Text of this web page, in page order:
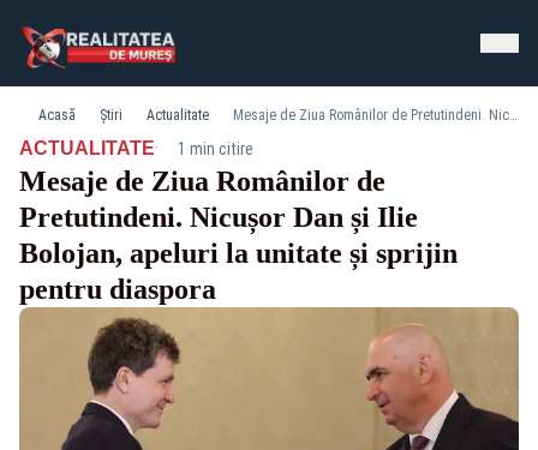
Acasă Știri Actualitate Mesaje de Ziua Românilor de Pretutindeni. Nicușor Dan și Ilie Bolojan, apeluri la unitate și sprijin pentru diaspora
ACTUALITATE· 1 min citire
Mesaje de Ziua Românilor de
Pretutindeni. Nicușor Dan și Ilie
Bolojan, apeluri la unitate și sprijin
pentru diaspora